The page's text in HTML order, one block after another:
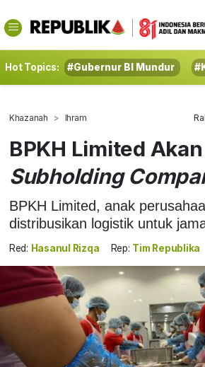
Hot Topics: #Gubernur BI Mundur
Khazanah Ihram
BPKH Limited
Subholding
BPKH Limited, anak
distribusikan logistik untuk
Red: Hasanul Rizqa Rep: Tim Republika